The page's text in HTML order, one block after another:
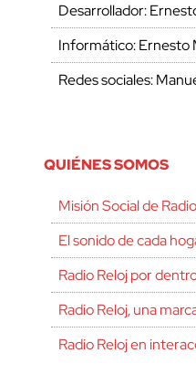
Desarrollador:
Informático: Ernesto
Redes sociales:
QUIÉNES SOMOS
Misión Social de
El sonido de cada
Radio Reloj por
Radio Reloj, una
Radio Reloj en